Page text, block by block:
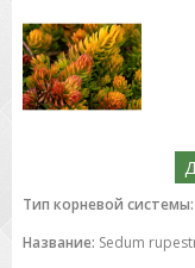
Тип корневой системы:
Название: Sedum